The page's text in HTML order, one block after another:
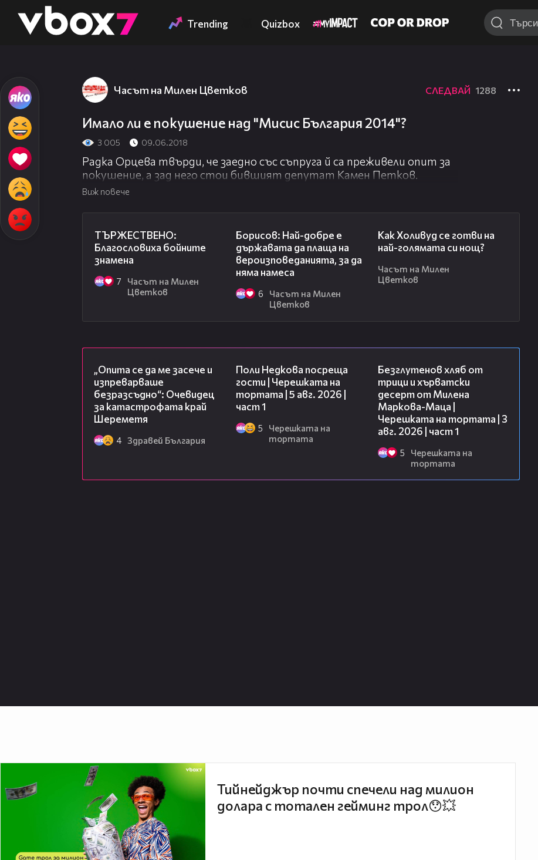
👾 Trending Quizbox
Часът на Милен Цветков СЛЕДВАЙ 1288
Имало ли е покушение над "Мисис България 2014"?
3 005 09.06.2018
Радка Орцева твърди, че заедно със съпруга й са преживели опит за
покушение, а зад него стои бившият депутат Камен Петков.
Виж повече
ТЪРЖЕСТВЕНО:
Благословиха бойните
знамена
7
Часът на Милен
Цветков
Борисов: Най-добре e
държавата да плаща на
вероизповеданията, за да
няма намеса
6
Часът на Милен
Цветков
Как Холивуд се готви на
най-голямата си нощ?
Часът на Милен
Цветков
„Опита се да ме засече и
изпреварваше
безразсъдно“: Очевидец
за катастрофата край
Шереметя
4 Здравей България
Поли Недкова посреща
гости | Черешката на
тортата | 5 авг. 2026 |
част 1
5
Черешката на
тортата
Безглутенов хляб от
трици и хърватски
десерт от Милена
Маркова-Маца |
Черешката на тортата | 3
авг. 2026 | част 1
5
Черешката на
тортата
Тийнейджър почти спечели над милион
долара с тотален гейминг трол😯💥